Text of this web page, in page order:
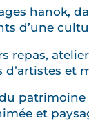
hanok,
d’une
repas,
et
patrimoine
et